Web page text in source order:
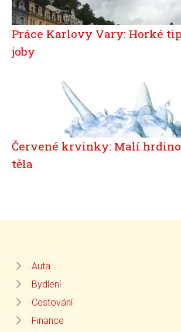
Práce Karlovy Vary: Horké
joby
Červené krvinky: Malí
těla
Auta
Bydlení
Cestování
Finance